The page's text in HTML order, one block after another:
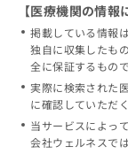
【医療機関の情報
掲載している情報
独自に収集したも
全に保証するもの
実際に検索された
に確認していただ
当サービスによっ
会社ウェルネスで